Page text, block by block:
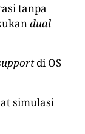
tanpa
dual
di OS
simulasi